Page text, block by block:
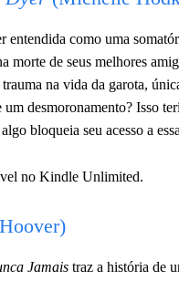
entendida como uma
morte de seus melhores
na vida da garota,
desmoronamento? Isso
bloqueia seu acesso a
no Kindle Unlimited.
Jamais traz a história de